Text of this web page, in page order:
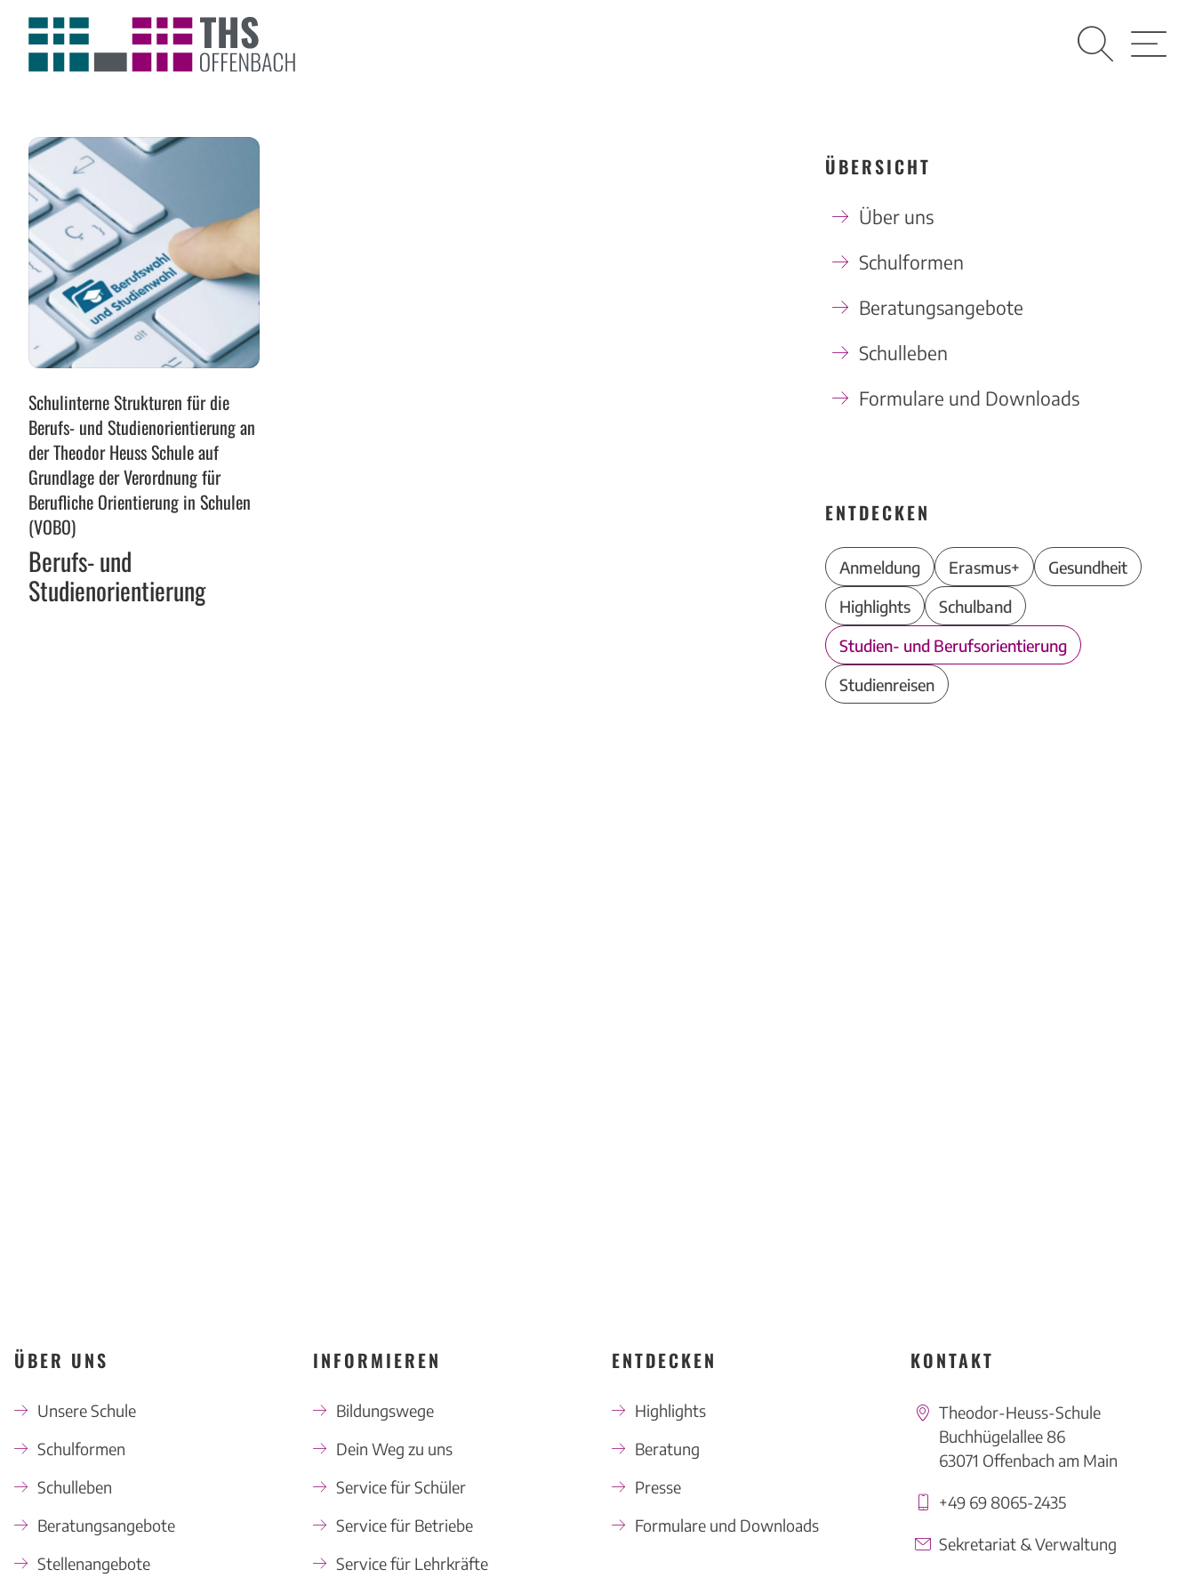
und
Studienorientierung
Schulinterne Strukturen für die
Berufs- und Studienorientierung an
der Theodor Heuss Schule auf
Grundlage der Verordnung für
Berufliche Orientierung in Schulen
(VOBO)
Berufs- und
Studienorientierung
ÜBERSICHT
Über uns
Schulformen
Beratungsangebote
Schulleben
Formulare und Downloads
ENTDECKEN
Anmeldung Erasmus+
Gesundheit
Highlights
Schulband
Studien- und Berufsorientierung
Studienreisen
ÜBER UNS
Unsere Schule
Schulformen
Schulleben
Beratungsangebote
Stellenangebote
INFORMIEREN
Bildungswege
Dein Weg zu uns
Service für Schüler
Service für Betriebe
Service für Lehrkräfte
ENTDECKEN
Highlights
Beratung
Presse
Formulare und Downloads
KONTAKT
Theodor-Heuss-Schule
Buchhügelallee 86
63071 Offenbach am Main
+49 69 8065-2435
Sekretariat & Verwaltung